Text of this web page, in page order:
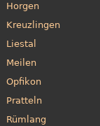
Horgen
Kreuzlingen
Liestal
Meilen
Opfikon
Pratteln
Rümlang